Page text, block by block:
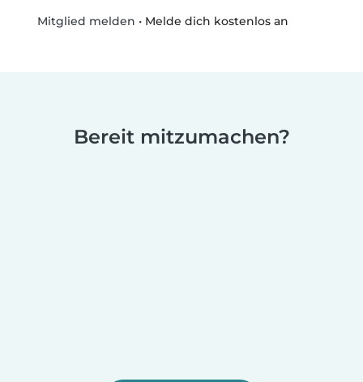
Mitglied melden • Melde dich kostenlos an
Bereit mitzumachen?